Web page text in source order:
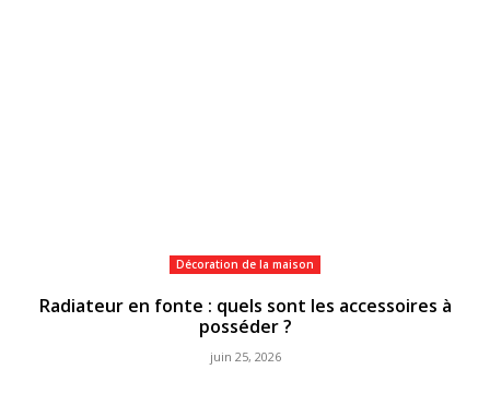
Décoration de la maison
Radiateur en fonte : quels sont les accessoires à
posséder ?
juin 25, 2026